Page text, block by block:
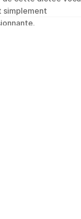
simplement